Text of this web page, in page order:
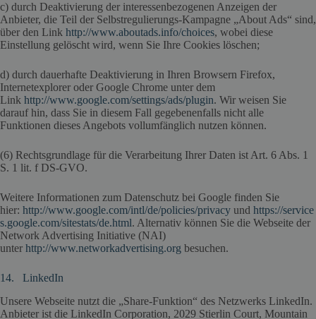
c) durch Deaktivierung der interessenbezogenen Anzeigen der
Anbieter, die Teil der Selbstregulierungs-Kampagne „About Ads“ sind,
über den Link http://www.aboutads.info/choices, wobei diese
Einstellung gelöscht wird, wenn Sie Ihre Cookies löschen;
d) durch dauerhafte Deaktivierung in Ihren Browsern Firefox,
Internetexplorer oder Google Chrome unter dem
Link http://www.google.com/settings/ads/plugin. Wir weisen Sie
darauf hin, dass Sie in diesem Fall gegebenenfalls nicht alle
Funktionen dieses Angebots vollumfänglich nutzen können.
(6) Rechtsgrundlage für die Verarbeitung Ihrer Daten ist Art. 6 Abs. 1
S. 1 lit. f DS-GVO.
Weitere Informationen zum Datenschutz bei Google finden Sie
hier: http://www.google.com/intl/de/policies/privacy und https://service
s.google.com/sitestats/de.html. Alternativ können Sie die Webseite der
Network Advertising Initiative (NAI)
unter http://www.networkadvertising.org besuchen.
14. LinkedIn
Unsere Webseite nutzt die „Share-Funktion“ des Netzwerks LinkedIn.
Anbieter ist die LinkedIn Corporation, 2029 Stierlin Court, Mountain